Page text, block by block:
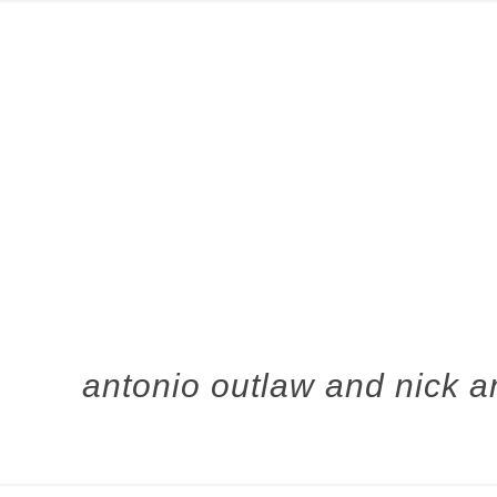
antonio outlaw and nick